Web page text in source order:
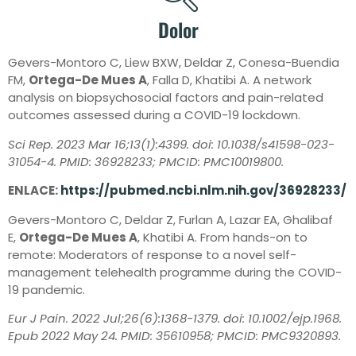
Dolor
Gevers-Montoro C, Liew BXW, Deldar Z, Conesa-Buendia
FM, Ortega-De Mues A, Falla D, Khatibi A. A network
analysis on biopsychosocial factors and pain-related
outcomes assessed during a COVID-19 lockdown.
Sci Rep. 2023 Mar 16;13(1):4399. doi: 10.1038/s41598-023-
31054-4. PMID: 36928233; PMCID: PMC10019800.
ENLACE:https://pubmed.ncbi.nlm.nih.gov/36928233/
Gevers-Montoro C, Deldar Z, Furlan A, Lazar EA, Ghalibaf
E, Ortega-De Mues A, Khatibi A. From hands-on to
remote: Moderators of response to a novel self-
management telehealth programme during the COVID-
19 pandemic.
Eur J Pain. 2022 Jul;26(6):1368-1379. doi: 10.1002/ejp.1968.
Epub 2022 May 24. PMID: 35610958; PMCID: PMC9320893.